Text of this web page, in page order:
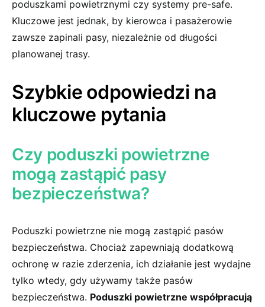
poduszkami powietrznymi czy systemy pre-safe.
Kluczowe jest‌ jednak, by​ kierowca i pasażerowie
zawsze zapinali pasy, niezależnie od⁣ długości
planowanej trasy.
Szybkie ⁢odpowiedzi na
kluczowe pytania
Czy poduszki ⁣powietrzne
mogą zastąpić pasy
⁣bezpieczeństwa?
Poduszki powietrzne ⁤nie mogą zastąpić‍ pasów
bezpieczeństwa. Chociaż ⁢zapewniają dodatkową​
ochronę w razie zderzenia, ich ⁤działanie jest wydajne
tylko ⁣wtedy, gdy używamy także pasów
bezpieczeństwa. Poduszki⁢ powietrzne współpracują